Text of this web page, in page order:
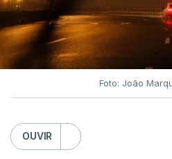
Foto: João
OUVIR